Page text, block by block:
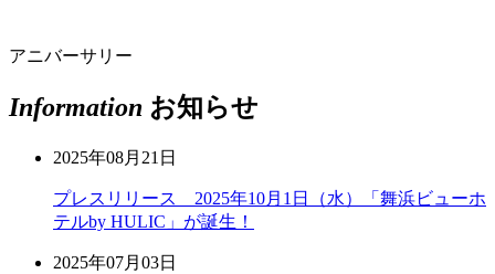
アニバーサリー
Information お知らせ
2025年08月21日
プレスリリース 2025年10月1日（水）「舞浜ビューホ
テルby HULIC」が誕生！
2025年07月03日